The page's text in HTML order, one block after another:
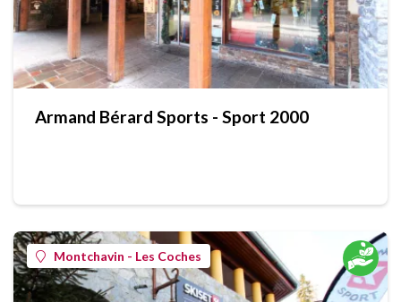
Armand Bérard Sports - Sport 2000
Montchavin - Les Coches